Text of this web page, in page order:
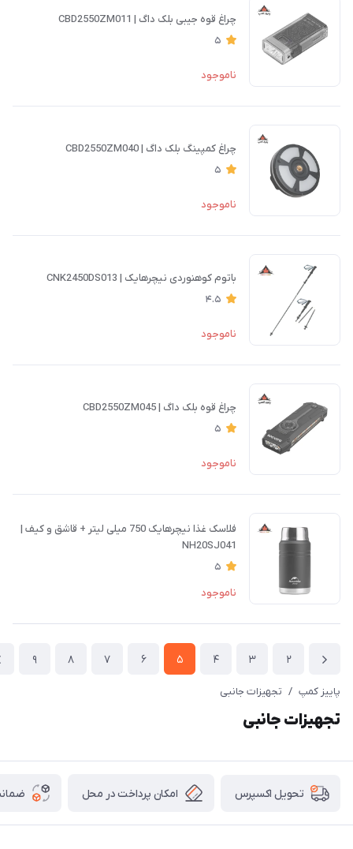
چراغ قوه جیبی بلک داگ | CBD2550ZM011
5
ناموجود
چراغ کمپینگ بلک داگ | CBD2550ZM040
5
ناموجود
باتوم کوهنوردی نیچرهایک | CNK2450DS013
4.5
ناموجود
چراغ قوه بلک داگ | CBD2550ZM045
5
ناموجود
فلاسک غذا نیچرهایک 750 میلی لیتر + قاشق و کیف |
NH20SJ041
5
ناموجود
2
3
4
5
6
7
8
9
پاییز کمپ / تجهیزات جانبی
تجهیزات جانبی
تحویل اکسپرس امکان پرداخت در محل